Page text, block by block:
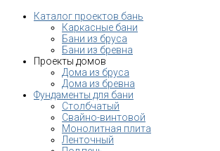
Каталог проектов бань
Каркасные бани
Бани из бруса
Бани из бревна
Проекты домов
Дома из бруса
Дома из бревна
Фундаменты для бани
Столбчатый
Свайно-винтовой
Монолитная плита
Ленточный